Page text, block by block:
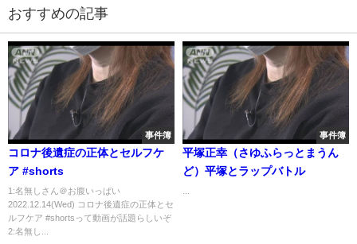
おすすめの記事
事件簿
コロナ後遺症の正体とセルフケ
ア #shorts
1:名無しさん＠お腹いっぱい
2022.12.14(Wed) コロナ後遺症の正体とセ
ルフケア #shortsって動画が話題らしいぞ
2:名無し...
事件簿
平塚正幸（さゆふらっとまうん
ど）平塚とラップバトル